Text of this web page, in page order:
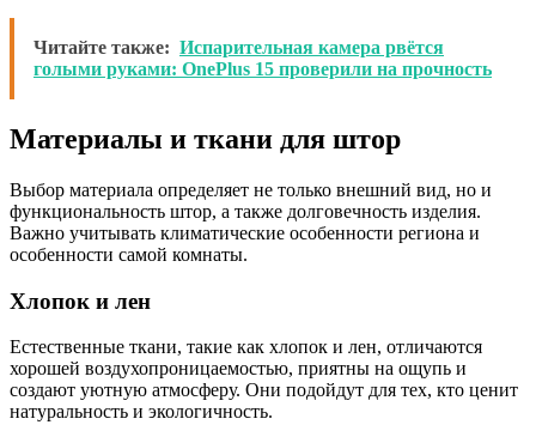
Читайте также: Испарительная камера рвётся
голыми руками: OnePlus 15 проверили на прочность
Материалы и ткани для штор
Выбор материала определяет не только внешний вид, но и
функциональность штор, а также долговечность изделия.
Важно учитывать климатические особенности региона и
особенности самой комнаты.
Хлопок и лен
Естественные ткани, такие как хлопок и лен, отличаются
хорошей воздухопроницаемостью, приятны на ощупь и
создают уютную атмосферу. Они подойдут для тех, кто ценит
натуральность и экологичность.